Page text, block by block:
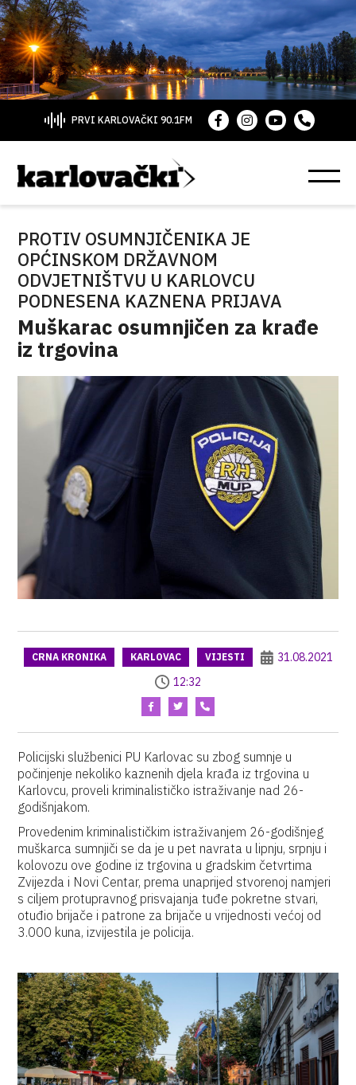
PRVI KARLOVAČKI 90.1FM
PROTIV OSUMNJIČENIKA JE
OPĆINSKOM DRŽAVNOM
ODVJETNIŠTVU U KARLOVCU
PODNESENA KAZNENA PRIJAVA
Muškarac osumnjičen za krađe
iz trgovina
CRNA KRONIKA KARLOVAC VIJESTI
31.08.2021
12:32
Policijski službenici PU Karlovac su zbog sumnje u
počinjenje nekoliko kaznenih djela krađa iz trgovina u
Karlovcu, proveli kriminalističko istraživanje nad 26-
godišnjakom.
Provedenim kriminalističkim istraživanjem 26-godišnjeg
muškarca sumnjiči se da je u pet navrata u lipnju, srpnju i
kolovozu ove godine iz trgovina u gradskim četvrtima
Zvijezda i Novi Centar, prema unaprijed stvorenoj namjeri
s ciljem protupravnog prisvajanja tuđe pokretne stvari,
otuđio brijače i patrone za brijače u vrijednosti većoj od
3.000 kuna, izvijestila je policija.